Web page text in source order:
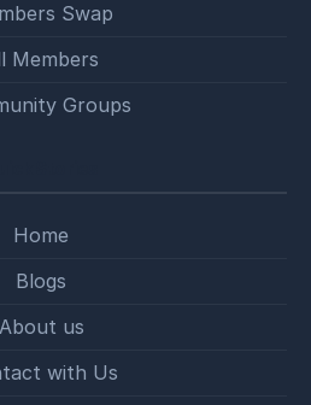
Swap
Members
Groups
Home
Blogs
About us
with Us